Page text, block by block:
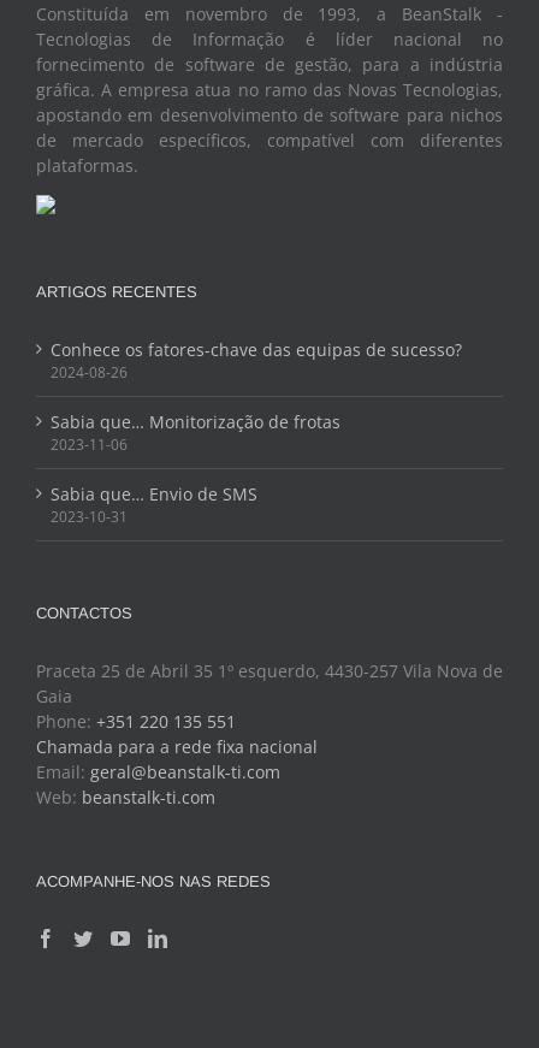
Constituída em novembro de 1993, a BeanStalk -
Tecnologias de Informação é líder nacional no
fornecimento de software de gestão, para a indústria
gráfica. A empresa atua no ramo das Novas Tecnologias,
apostando em desenvolvimento de software para nichos
de mercado específicos, compatível com diferentes
plataformas.
ARTIGOS RECENTES
Conhece os fatores-chave das equipas de sucesso?
2024-08-26
Sabia que… Monitorização de frotas
2023-11-06
Sabia que… Envio de SMS
2023-10-31
CONTACTOS
Praceta 25 de Abril 35 1º esquerdo, 4430-257 Vila Nova de
Gaia
Phone: +351 220 135 551
Chamada para a rede fixa nacional
Email: geral@beanstalk-ti.com
Web: beanstalk-ti.com
ACOMPANHE-NOS NAS REDES